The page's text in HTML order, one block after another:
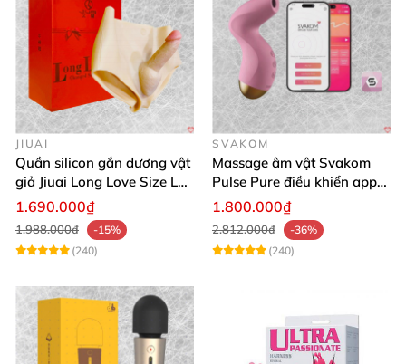
JIUAI
Quần silicon gắn dương vật
giả Jiuai Long Love Size L
hỗ trợ khoái cảm
1.690.000₫
1.988.000₫
-15%
(240)
SVAKOM
Massage âm vật Svakom
Pulse Pure điều khiển app
công nghệ sóng âm cao cấp
1.800.000₫
2.812.000₫
-36%
(240)